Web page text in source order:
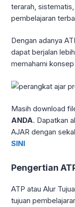
terarah,
pembelajaran
Dengan adanya
dapat berjalan
memahami
Masih download
ANDA. Dapatkan
AJAR dengan
SINI
Pengertian
ATP atau Alur
tujuan